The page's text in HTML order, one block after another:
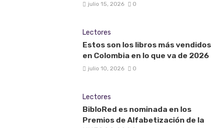
julio 15, 2026 0
Lectores
Estos son los libros más vendidos
en Colombia en lo que va de 2026
julio 10, 2026 0
Lectores
BibloRed es nominada en los
Premios de Alfabetización de la